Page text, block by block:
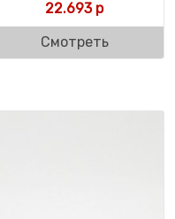
22.693р
Смотреть